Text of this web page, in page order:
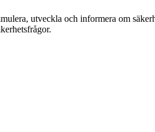
utveckla och informera om